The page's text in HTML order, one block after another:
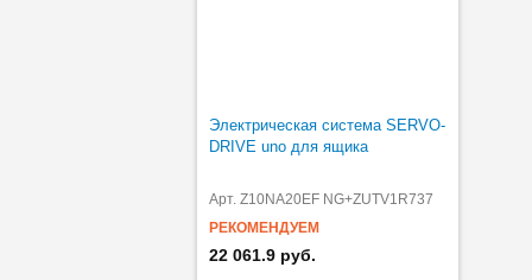
Электрическая система SERVO-
DRIVE uno для ящика
Арт. Z10NA20EF NG+ZUTV1R737
РЕКОМЕНДУЕМ
22 061.9 руб.